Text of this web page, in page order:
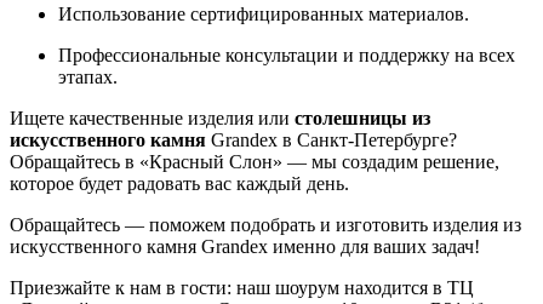
Использование сертифицированных материалов.
Профессиональные консультации и поддержку на всех
этапах.
Ищете качественные изделия или столешницы из
искусственного камня Grandex в Санкт-Петербурге?
Обращайтесь в «Красный Слон» — мы создадим решение,
которое будет радовать вас каждый день.
Обращайтесь — поможем подобрать и изготовить изделия из
искусственного камня Grandex именно для ваших задач!
Приезжайте к нам в гости: наш шоурум находится в ТЦ